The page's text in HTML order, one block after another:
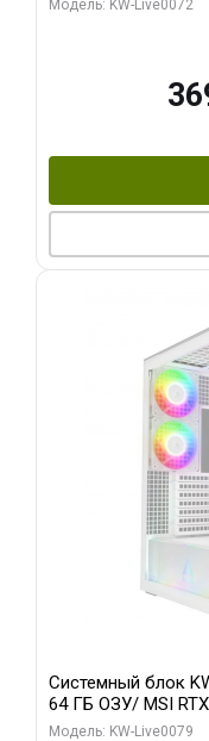
Модель: KW-Live0072
Системный блок
64 ГБ ОЗУ/ MSI
256bit 3xDP HDMI/
Модель: KW-Live0079